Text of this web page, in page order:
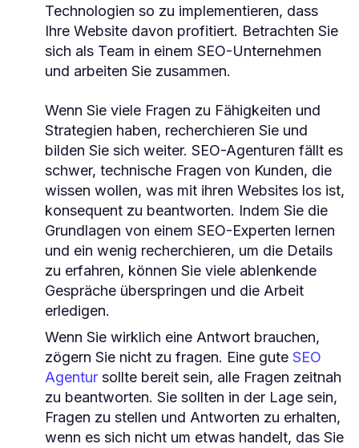
Technologien so zu implementieren, dass
Ihre Website davon profitiert. Betrachten Sie
sich als Team in einem SEO-Unternehmen
und arbeiten Sie zusammen.
Wenn Sie viele Fragen zu Fähigkeiten und
Strategien haben, recherchieren Sie und
bilden Sie sich weiter. SEO-Agenturen fällt es
schwer, technische Fragen von Kunden, die
wissen wollen, was mit ihren Websites los ist,
konsequent zu beantworten. Indem Sie die
Grundlagen von einem SEO-Experten lernen
und ein wenig recherchieren, um die Details
zu erfahren, können Sie viele ablenkende
Gespräche überspringen und die Arbeit
erledigen.
Wenn Sie wirklich eine Antwort brauchen,
zögern Sie nicht zu fragen. Eine gute SEO
Agentur sollte bereit sein, alle Fragen zeitnah
zu beantworten. Sie sollten in der Lage sein,
Fragen zu stellen und Antworten zu erhalten,
wenn es sich nicht um etwas handelt, das Sie